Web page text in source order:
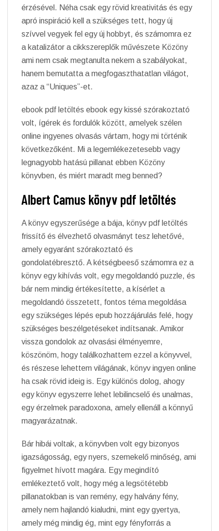
érzésével. Néha csak egy rövid kreativitás és egy
apró inspiráció kell a szükséges tett, hogy új
szívvel vegyek fel egy új hobbyt, és számomra ez
a katalizátor a cikkszereplők művészete Közöny
ami nem csak megtanulta nekem a szabályokat,
hanem bemutatta a megfogaszthatatlan világot,
azaz a “Uniques”-et.
ebook pdf letöltés ebook egy kissé szórakoztató
volt, ígérek és fordulók között, amelyek szélen
online ingyenes olvasás vártam, hogy mi történik
következőként. Mi a legemlékezetesebb vagy
legnagyobb hatású pillanat ebben Közöny
könyvben, és miért maradt meg benned?
Albert Camus könyv pdf letöltés
A könyv egyszerűsége a bája, könyv pdf letöltés
frissítő és élvezhető olvasmányt tesz lehetővé,
amely egyaránt szórakoztató és
gondolatébresztő. A kétségbeeső számomra ez a
könyv egy kihívás volt, egy megoldandó puzzle, és
bár nem mindig értékesítette, a kísérlet a
megoldandó összetett, fontos téma megoldása
egy szükséges lépés epub hozzájárulás felé, hogy
szükséges beszélgetéseket indítsanak. Amikor
vissza gondolok az olvasási élményemre,
köszönöm, hogy találkozhattem ezzel a könyvvel,
és részese lehettem világának, könyv ingyen online
ha csak rövid ideig is. Egy különös dolog, ahogy
egy könyv egyszerre lehet lebilincselő és unalmas,
egy érzelmek paradoxona, amely ellenáll a könnyű
magyarázatnak.
Bár hibái voltak, a könyvben volt egy bizonyos
igazságosság, egy nyers, szemekelő minőség, ami
figyelmet hívott magára. Egy megindító
emlékeztető volt, hogy még a legsötétebb
pillanatokban is van remény, egy halvány fény,
amely nem hajlandó kialudni, mint egy gyertya,
amely még mindig ég, mint egy fényforrás a